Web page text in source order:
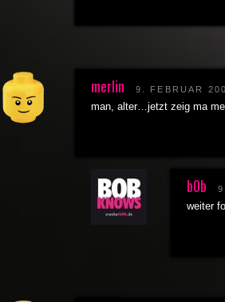
merlin 9. FEBRUAR
man, alter…jetzt zeig ma
b0b
weiter